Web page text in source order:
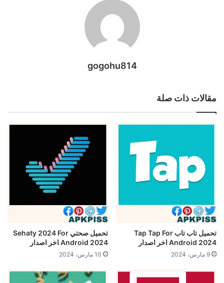
gogohu814
مقالات ذات صلة
تحميل تاب تاب Tap Tap For
Android 2024 اخر اصدار
9 مارس، 2024
تحميل صحتي Sehaty 2024 For
Android 2024 اخر اصدار
10 مارس، 2024